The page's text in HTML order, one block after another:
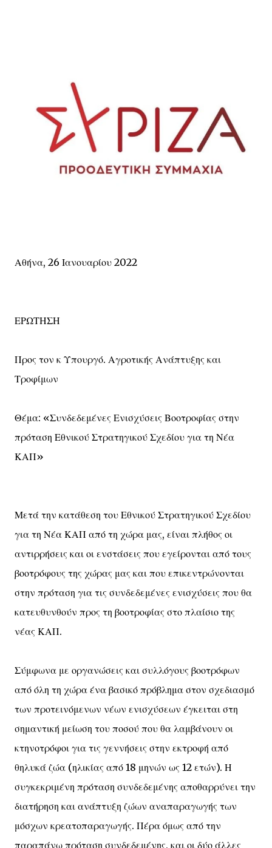
Αθήνα, 26 Ιανουαρίου 2022
ΕΡΩΤΗΣΗ
Προς τον κ Υπουργό. Αγροτικής Ανάπτυξης και
Τροφίμων
Θέμα: «Συνδεδεμένες Ενισχύσεις Βοοτροφίας στην
πρόταση Εθνικού Στρατηγικού Σχεδίου για τη Νέα
ΚΑΠ»
Μετά την κατάθεση του Εθνικού Στρατηγικού Σχεδίου
για τη Νέα ΚΑΠ από τη χώρα μας, είναι πλήθος οι
αντιρρήσεις και οι ενστάσεις που εγείρονται από τους
βοοτρόφους της χώρας μας και που επικεντρώνονται
στην πρόταση για τις συνδεδεμένες ενισχύσεις που θα
κατευθυνθούν προς τη βοοτροφίας στο πλαίσιο της
νέας ΚΑΠ.
Σύμφωνα με οργανώσεις και συλλόγους βοοτρόφων
από όλη τη χώρα ένα βασικό πρόβλημα στον σχεδιασμό
των προτεινόμενων νέων ενισχύσεων έγκειται στη
σημαντική μείωση του ποσού που θα λαμβάνουν οι
κτηνοτρόφοι για τις γεννήσεις στην εκτροφή από
θηλυκά ζώα (ηλικίας από 18 μηνών ως 12 ετών). Η
συγκεκριμένη πρόταση συνδεδεμένης αποθαρρύνει την
διατήρηση και ανάπτυξη ζώων αναπαραγωγής των
μόσχων κρεατοπαραγωγής. Πέρα όμως από την
παραπάνω πρόταση συνδεδεμένης, και οι δύο άλλες